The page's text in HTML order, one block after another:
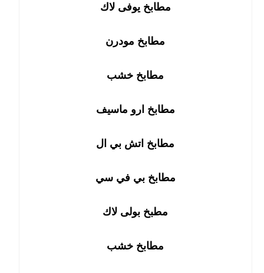
مطابخ يوفى لاك
مطابخ مودرن
مطابخ خشب
مطابخ ارو ماسيف
مطابخ اتش بي ال
مطابخ بي في سي
مطبخ بولى لاك
مطابخ خشب